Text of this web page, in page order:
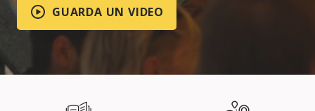
GUARDA UN VIDEO